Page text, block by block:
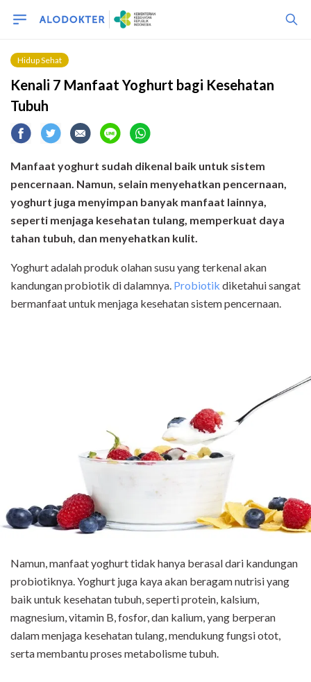
Hidup Sehat
Kenali 7 Manfaat Yoghurt bagi Kesehatan
Tubuh
Manfaat yoghurt sudah dikenal baik untuk sistem
pencernaan. Namun, selain menyehatkan pencernaan,
yoghurt juga menyimpan banyak manfaat lainnya,
seperti menjaga kesehatan tulang, memperkuat daya
tahan tubuh, dan menyehatkan kulit.
Yoghurt adalah produk olahan susu yang terkenal akan
kandungan probiotik di dalamnya. Probiotik diketahui sangat
bermanfaat untuk menjaga kesehatan sistem pencernaan.
Namun, manfaat yoghurt tidak hanya berasal dari kandungan
probiotiknya. Yoghurt juga kaya akan beragam nutrisi yang
baik untuk kesehatan tubuh, seperti protein, kalsium,
magnesium, vitamin B, fosfor, dan kalium, yang berperan
dalam menjaga kesehatan tulang, mendukung fungsi otot,
serta membantu proses metabolisme tubuh.